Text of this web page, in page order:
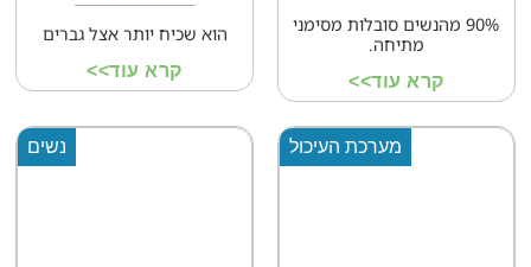
90% מהנשים סובלות מסימני
מתיחה.
קרא עוד>>
הוא שכיח יותר אצל גברים
קרא עוד>>
מערכת העיכול נשים